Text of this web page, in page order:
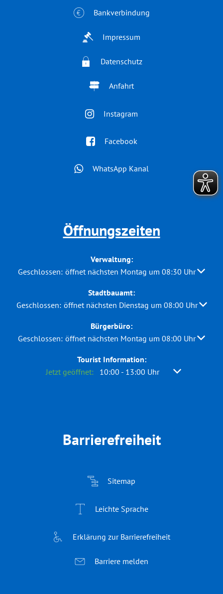
Bankverbindung
Impressum
Datenschutz
Anfahrt
Instagram
Facebook
WhatsApp Kanal
Öffnungszeiten
Verwaltung:
Klicken, um weitere Öffnungs- oder Schließzeiten
Geschlossen: öffnet nächsten Montag um 08:30 Uhr
Stadtbauamt:
Klicken, um weitere Öffnungs- oder Schließzeiten
Geschlossen: öffnet nächsten Dienstag um 08:00 Uhr
Bürgerbüro:
Klicken, um weitere Öffnungs- oder Schließzeiten
Geschlossen: öffnet nächsten Montag um 08:00 Uhr
Tourist Information:
Klicken, um weitere Öffnungs- oder Schließzeiten
Jetzt geöffnet: 10:00 - 13:00 Uhr Von 10:00 bis
Barrierefreiheit
Sitemap
Leichte Sprache
Erklärung zur Barrierefreiheit
Barriere melden